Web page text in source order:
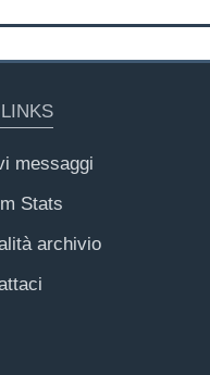
messaggi
Stats
archivio